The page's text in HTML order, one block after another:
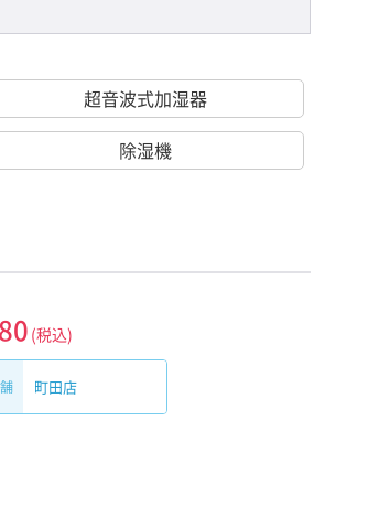
超音波式加湿器
除湿機
(税込)
町田店